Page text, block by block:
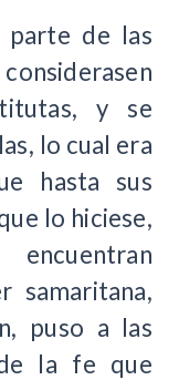
parte de las
y se
lo cual era
hasta sus
lo hiciese,
samaritana,
puso a las
la fe que